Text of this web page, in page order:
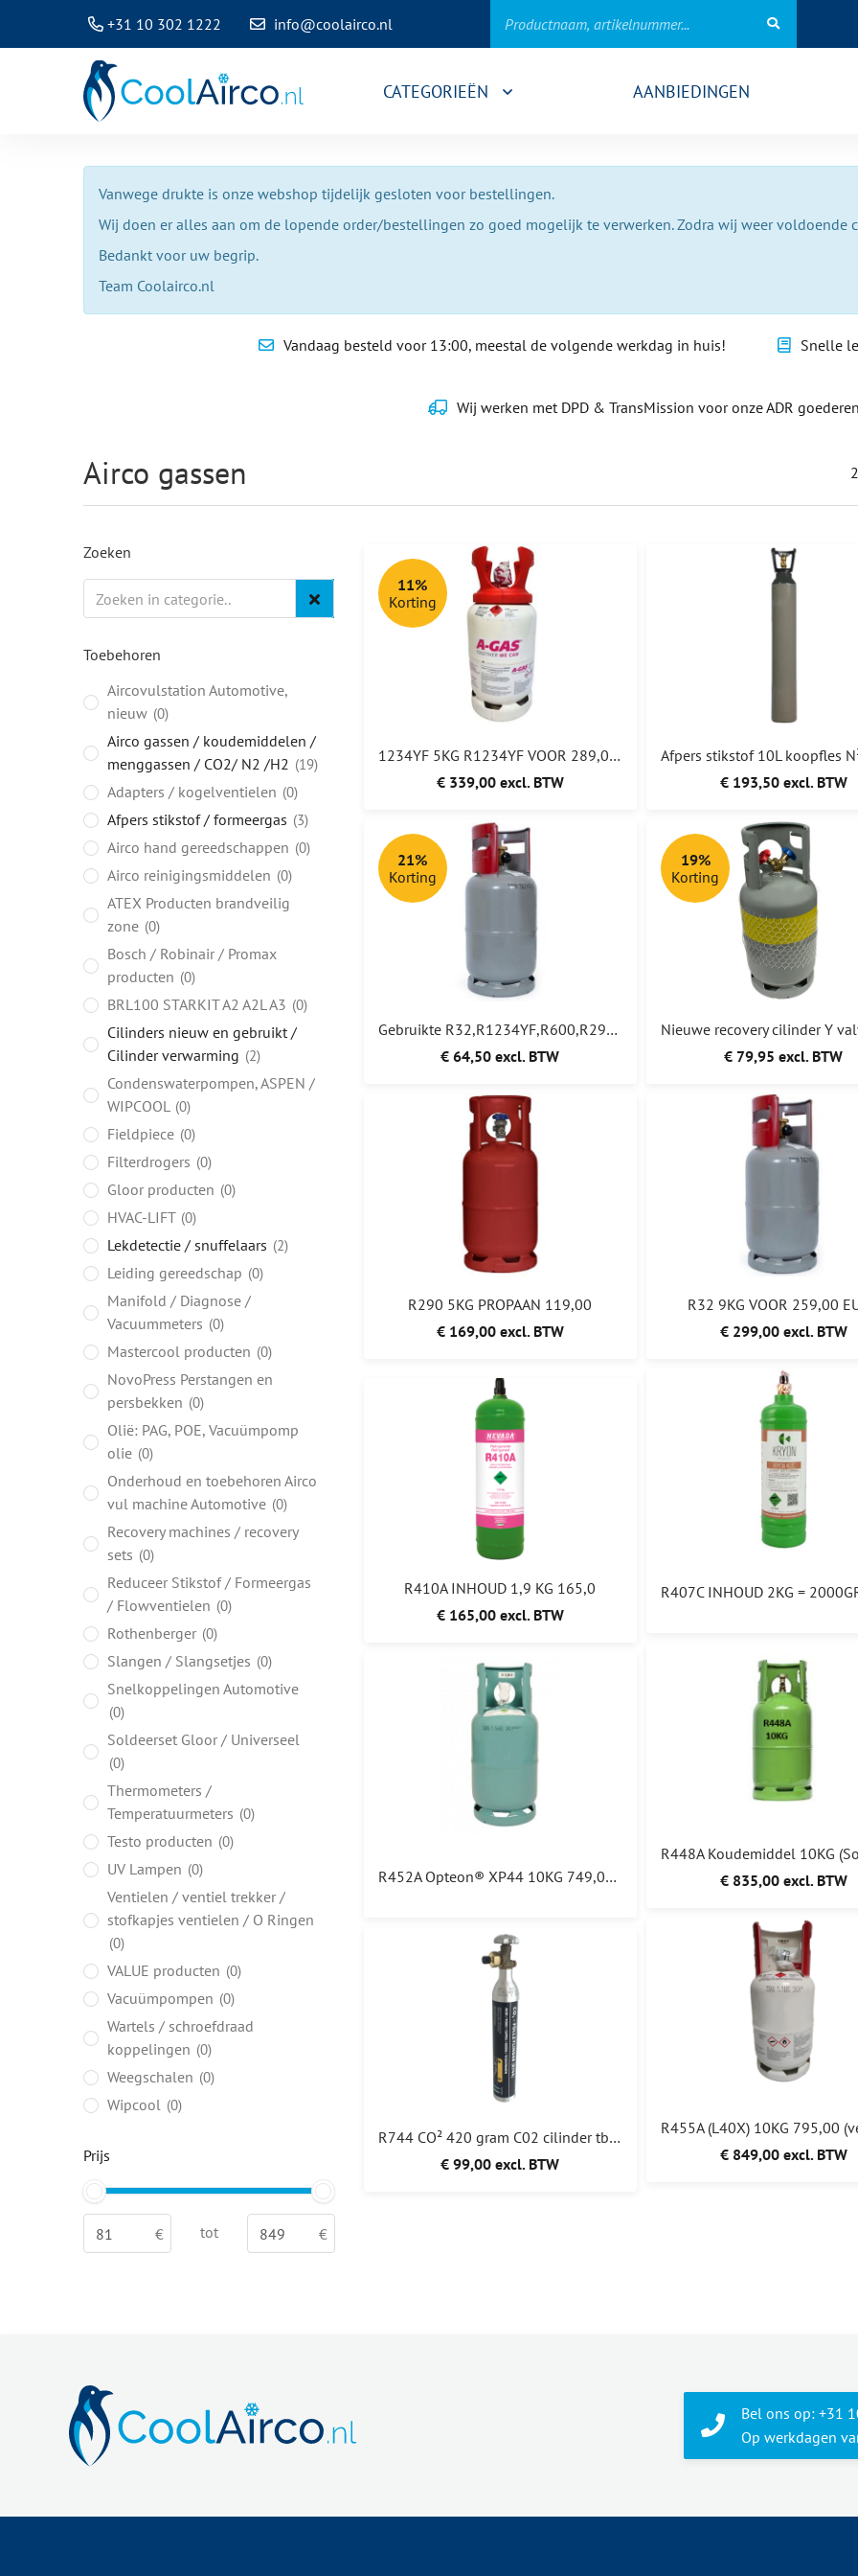
+31 10 302 1222 info@coolairco.nl
CATEGORIEËN AANBIEDINGEN
Vanwege drukte is onze webshop tijdelijk gesloten voor bestellingen.
Wij doen er alles aan om de lopende order/bestellingen zo goed mogelijk te verwerken. Zodra wij weer voldoende
Bedankt voor uw begrip.
Team Coolairco.nl
Vandaag besteld voor 13:00, meestal de volgende werkdag in huis! Snelle
Wij werken met DPD & TransMission voor onze ADR
Airco gassen
Zoeken
Toebehoren
Aircovulstation Automotive,
nieuw 0
Airco gassen / koudemiddelen /
menggassen / CO2/ N2 /H2
19
Adapters / kogelventielen 0
Afpers stikstof / formeergas 3
Airco hand gereedschappen 0
Airco reinigingsmiddelen 0
ATEX Producten brandveilig
zone 0
Bosch / Robinair / Promax
producten 0
BRL100 STARKIT A2 A2L A3 0
Cilinders nieuw en gebruikt /
Cilinder verwarming
2
Condenswaterpompen, ASPEN /
WIPCOOL 0
Fieldpiece 0
Filterdrogers 0
Gloor producten 0
HVAC-LIFT 0
Lekdetectie / snuffelaars 2
Leiding gereedschap 0
Manifold / Diagnose /
Vacuummeters 0
Mastercool producten 0
NovoPress Perstangen en
persbekken 0
Olië: PAG, POE, Vacuümpomp
olie 0
Onderhoud en toebehoren Airco
vul machine Automotive 0
Recovery machines / recovery
sets 0
Reduceer Stikstof / Formeergas
/ Flowventielen 0
Rothenberger 0
Slangen / Slangsetjes 0
Snelkoppelingen Automotive
0
Soldeerset Gloor / Universeel
0
Thermometers /
Temperatuurmeters 0
Testo producten 0
UV Lampen 0
Ventielen / ventiel trekker /
stofkapjes ventielen / O Ringen
0
VALUE producten 0
Vacuümpompen 0
Wartels / schroefdraad
koppelingen 0
Weegschalen 0
Wipcool 0
Prijs
tot
11%
Korting
1234YF 5KG R1234YF VOOR 289,00 EURO EX STATIEGELD
€ 339,00 excl. BTW
€ 193,50 excl. BTW
21%
Korting
Gebruikte R32,R1234YF,R600,R290 recovery cilinder met 1 kraan voor A2L A2 met EU keurmerk
€ 64,50 excl. BTW
19%
Korting
€ 79,95 excl. BTW
R290 5KG PROPAAN 119,00
€ 169,00 excl. BTW
R32 9KG VOOR 259,00
€ 299,00 excl. BTW
R410A INHOUD 1,9 KG 165,0
€ 165,00 excl. BTW
€ 835,00 excl. BTW
R452A Opteon® XP44 10KG 749,00 R-452A
€ 849,00 excl. BTW
R744 CO² 420 gram C02 cilinder tbv warmtepomp AUDI FORD CUPRA VOLKSWAGEN
€ 99,00 excl. BTW
Bel ons op: +31
Op werkdagen